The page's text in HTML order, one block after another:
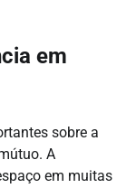
em
sobre a
A
em muitas